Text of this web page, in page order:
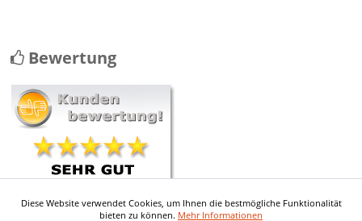
Bewertung
mehr ...
Diese Website verwendet Cookies, um Ihnen die bestmögliche Funktionalität
bieten zu können. Mehr Informationen